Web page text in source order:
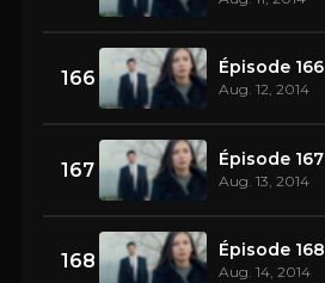
166 Épisode 166
Aug. 12, 2014
167 Épisode 167
Aug. 13, 2014
168 Épisode 168
Aug. 14, 2014